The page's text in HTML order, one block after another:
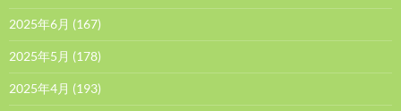
2025年6月 (167)
2025年5月 (178)
2025年4月 (193)